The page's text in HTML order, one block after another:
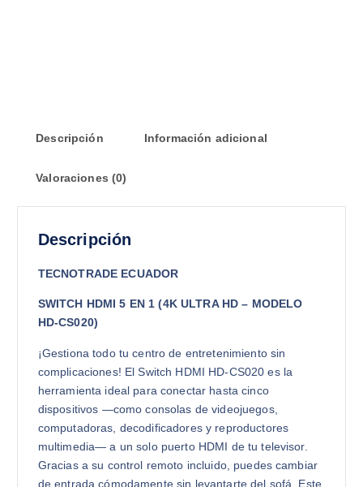
Descripción Información adicional
Valoraciones (0)
Descripción
TECNOTRADE ECUADOR
SWITCH HDMI 5 EN 1 (4K ULTRA HD – MODELO
HD-CS020)
¡Gestiona todo tu centro de entretenimiento sin
complicaciones! El Switch HDMI HD-CS020 es la
herramienta ideal para conectar hasta cinco
dispositivos —como consolas de videojuegos,
computadoras, decodificadores y reproductores
multimedia— a un solo puerto HDMI de tu televisor.
Gracias a su control remoto incluido, puedes cambiar
de entrada cómodamente sin levantarte del sofá. Este